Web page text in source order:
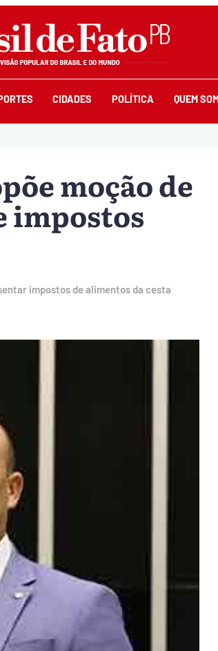
CIDADES POLÍTICA QUEM
moção de
impostos
impostos de alimentos da cesta